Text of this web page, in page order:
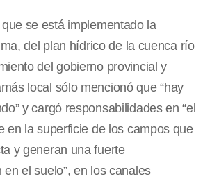
se está implementado la
del plan hídrico de la cuenca río
del gobierno provincial y
local sólo mencionó que “hay
y cargó responsabilidades en “el
en la superficie de los campos que
y generan una fuerte
el suelo”, en los canales